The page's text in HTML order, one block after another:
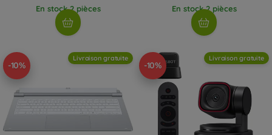
En stock 2 pièces En stock 2 pièces
-10%
Livraison gratuite
-10%
Livraison gratuite